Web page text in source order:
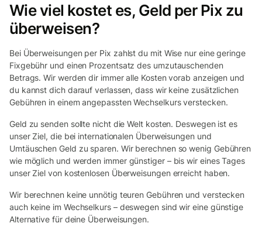
Wie viel kostet es, Geld per Pix zu
überweisen?
Bei Überweisungen per Pix zahlst du mit Wise nur eine geringe
Fixgebühr und einen Prozentsatz des umzutauschenden
Betrags. Wir werden dir immer alle Kosten vorab anzeigen und
du kannst dich darauf verlassen, dass wir keine zusätzlichen
Gebühren in einem angepassten Wechselkurs verstecken.
Geld zu senden sollte nicht die Welt kosten. Deswegen ist es
unser Ziel, die bei internationalen Überweisungen und
Umtäuschen Geld zu sparen. Wir berechnen so wenig Gebühren
wie möglich und werden immer günstiger – bis wir eines Tages
unser Ziel von kostenlosen Überweisungen erreicht haben.
Wir berechnen keine unnötig teuren Gebühren und verstecken
auch keine im Wechselkurs – deswegen sind wir eine günstige
Alternative für deine Überweisungen.